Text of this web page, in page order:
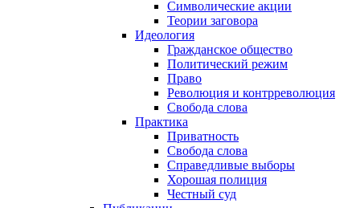
Символические акции
Теории заговора
Идеология
Гражданское общество
Политический режим
Право
Революция и контрреволюция
Свобода слова
Практика
Приватность
Свобода слова
Справедливые выборы
Хорошая полиция
Честный суд